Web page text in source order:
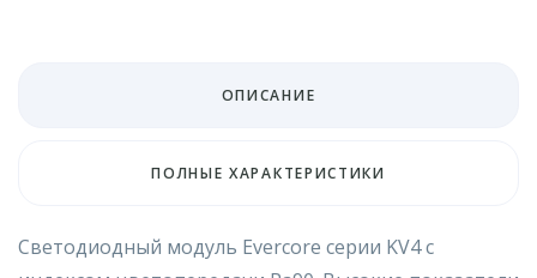
ОПИСАНИЕ
ПОЛНЫЕ ХАРАКТЕРИСТИКИ
Светодиодный модуль Evercore серии KV4 c